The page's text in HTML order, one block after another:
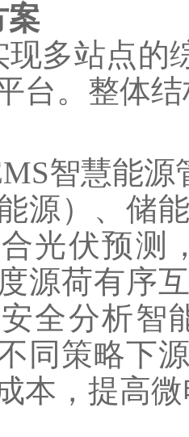
案
多站点的
台。整体
智慧能源
源）、储
光伏预测
源荷有序
全分析智
同策略下
本，提高